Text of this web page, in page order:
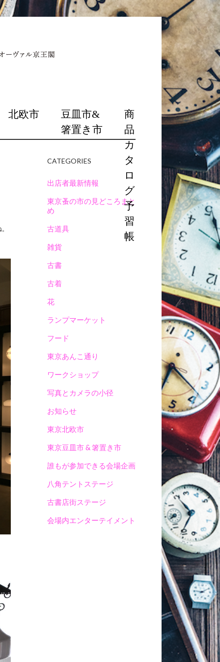
北欧市
豆皿市&
箸置き市
商
品
カ
タ
ロ
グ
予
習
帳
CATEGORIES
出店者最新情報
東京蚤の市の見どころまと
め
古道具
雑貨
古書
古着
花
ランプマーケット
フード
東京あんこ通り
ワークショップ
写真とカメラの小径
お知らせ
東京北欧市
東京豆皿市 & 箸置き市
誰もが参加できる会場企画
八角テントステージ
古書店街ステージ
会場内エンターテイメント